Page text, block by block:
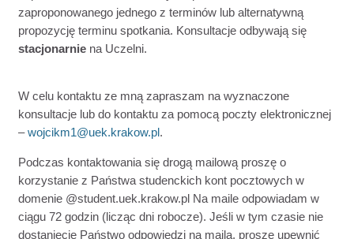
zaproponowanego jednego z terminów lub alternatywną
propozycję terminu spotkania. Konsultacje odbywają się
stacjonarnie na Uczelni.
W celu kontaktu ze mną zapraszam na wyznaczone
konsultacje lub do kontaktu za pomocą poczty elektronicznej
– wojcikm1@uek.krakow.pl.
Podczas kontaktowania się drogą mailową proszę o
korzystanie z Państwa studenckich kont pocztowych w
domenie @student.uek.krakow.plNa maile odpowiadam w
ciągu 72 godzin (licząc dni robocze). Jeśli w tym czasie nie
dostaniecie Państwo odpowiedzi na maila, proszę upewnić